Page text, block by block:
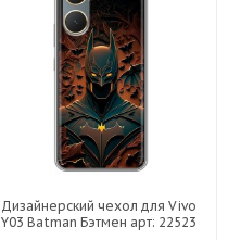
Дизайнерский чехол для Vivo
Y03 Batman Бэтмен арт: 22523